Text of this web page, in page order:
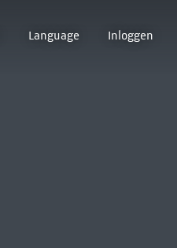
Language Inloggen